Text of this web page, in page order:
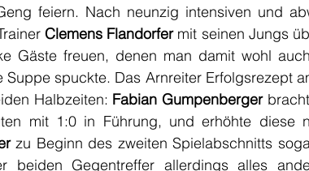
feiern. Nach neunzig intensiven und
Clemens Flandorfer mit seinen Jungs
Gäste freuen, denen man damit wohl
Suppe spuckte. Das Arnreiter Erfolgsrezept
Halbzeiten: Fabian Gumpenberger
zu Beginn des zweiten Spielabschnitts
beiden Gegentreffer allerdings alles